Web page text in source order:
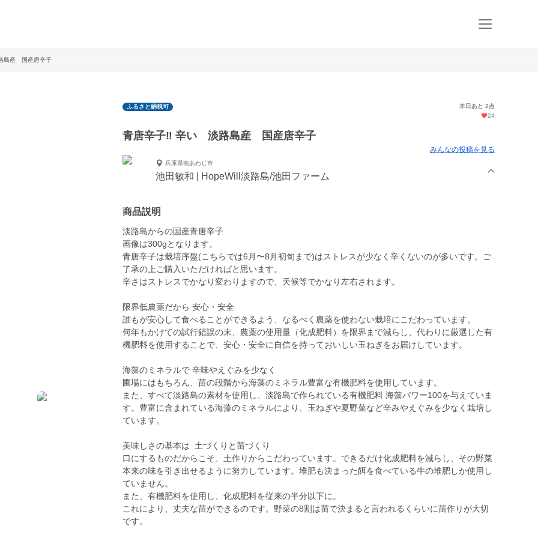
島産 国産唐辛子
ふるさと納税可
本日あと 2点
24
青唐辛子‼️ 辛い 淡路島産 国産唐辛子
みんなの投稿を見る
兵庫県南あわじ市
池田敏和 | HopeWill淡路島/池田ファーム
商品説明
淡路島からの国産青唐辛子
画像は300gとなります。
青唐辛子は栽培序盤(こちらでは6月〜8月初旬まで)はストレスが少なく辛くないのが多いです。ご
了承の上ご購入いただければと思います。
辛さはストレスでかなり変わりますので、天候等でかなり左右されます。
限界低農薬だから 安心・安全
誰もが安心して食べることができるよう、なるべく農薬を使わない栽培にこだわっています。
何年もかけての試行錯誤の末、農薬の使用量（化成肥料）を限界まで減らし、代わりに厳選した有
機肥料を使用することで、安心・安全に自信を持っておいしい玉ねぎをお届けしています。
海藻のミネラルで 辛味やえぐみを少なく
圃場にはもちろん、苗の段階から海藻のミネラル豊富な有機肥料を使用しています。
また、すべて淡路島の素材を使用し、淡路島で作られている有機肥料 海藻パワー100を与えていま
す。豊富に含まれている海藻のミネラルにより、玉ねぎや夏野菜など辛みやえぐみを少なく栽培し
ています。
美味しさの基本は 土づくりと苗づくり
口にするものだからこそ、土作りからこだわっています。できるだけ化成肥料を減らし、その野菜
本来の味を引き出せるように努力しています。堆肥も決まった餌を食べている牛の堆肥しか使用し
ていません。
また、有機肥料を使用し、化成肥料を従来の半分以下に。
これにより、丈夫な苗ができるのです。野菜の8割は苗で決まると言われるくらいに苗作りが大切
です。